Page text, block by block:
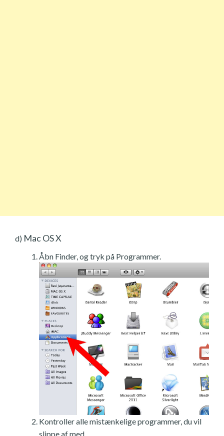
d) Mac OS X
Åbn Finder, og tryk på Programmer.
Kontroller alle mistænkelige programmer, du vil
slippe af med.